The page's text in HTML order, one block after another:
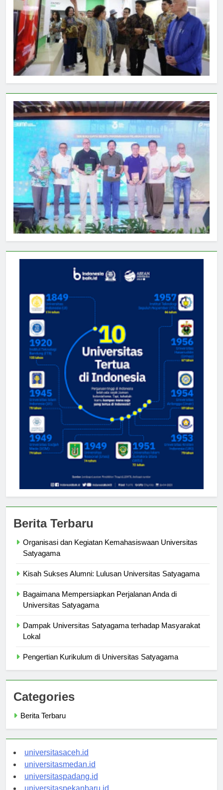
Berita Terbaru
Organisasi dan Kegiatan Kemahasiswaan Universitas
Bagaimana Mempersiapkan Perjalanan Anda di
Dampak Universitas Satyagama terhadap Masyarakat
Categories
universitasaceh.id
universitasmedan.id
universitaspadang.id